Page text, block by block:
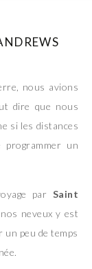
nous avions
dire que nous
si les distances
un
par Saint
neveux y est
peu de temps